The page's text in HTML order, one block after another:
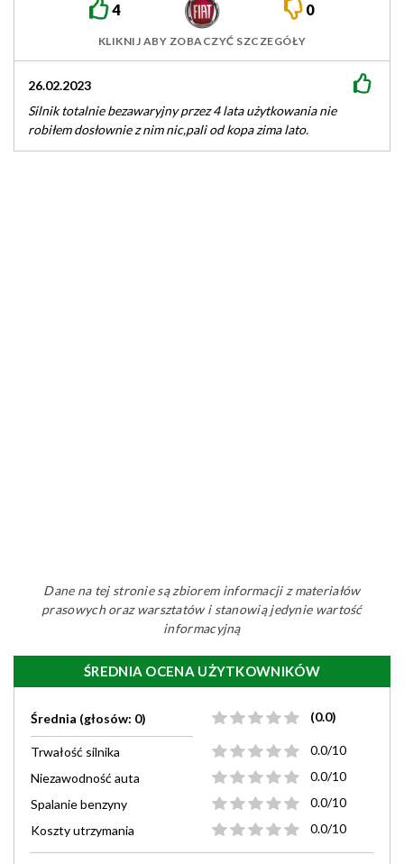
4 0
KLIKNIJ ABY ZOBACZYĆ SZCZEGÓŁY
26.02.2023
Silnik totalnie bezawaryjny przez 4 lata użytkowania nie
robiłem dosłownie z nim nic,pali od kopa zima lato.
Dane na tej stronie są zbiorem informacji z materiałów
prasowych oraz warsztatów i stanowią jedynie wartość
informacyjną
ŚREDNIA OCENA UŻYTKOWNIKÓW
Średnia (głosów: 0) (0.0)
Trwałość silnika
0.0/10
Niezawodność auta
0.0/10
Spalanie benzyny
0.0/10
Koszty utrzymania
0.0/10